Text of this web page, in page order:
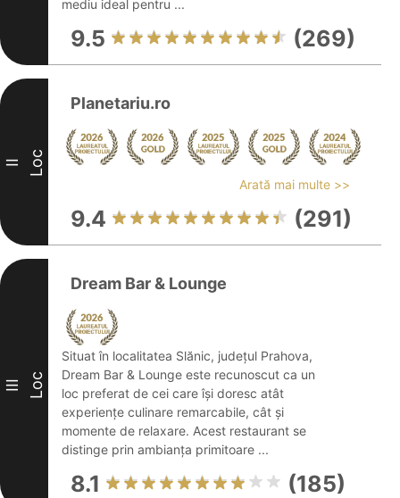
mediu ideal pentru ...
9.5 (269)
II Loc
Planetariu.ro
Arată mai multe >>
9.4 (291)
III Loc
Dream Bar & Lounge
Situat în localitatea Slănic, județul Prahova,
Dream Bar & Lounge este recunoscut ca un
loc preferat de cei care își doresc atât
experiențe culinare remarcabile, cât și
momente de relaxare. Acest restaurant se
distinge prin ambianța primitoare ...
8.1 (185)